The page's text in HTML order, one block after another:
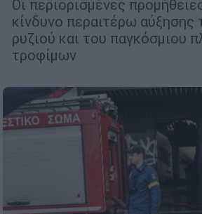
Οι περιορισμένες
κίνδυνο περαιτέρω αύξησης
ρυζιού και του παγκόσμιου
τροφίμων